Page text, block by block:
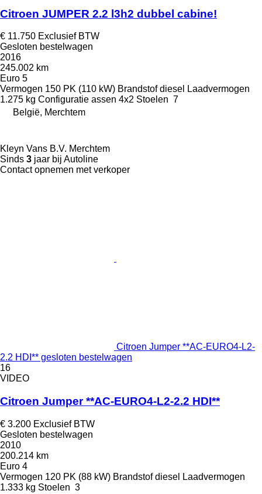
Citroen JUMPER 2.2 l3h2 dubbel cabine!
€ 11.750 Exclusief BTW
Gesloten bestelwagen
2016
245.002 km
Euro 5
Vermogen 150 PK (110 kW) Brandstof diesel
Laadvermogen
1.275 kg Configuratie assen 4x2 Stoelen 7
België, Merchtem
Kleyn Vans B.V. Merchtem
Sinds 3 jaar bij Autoline
Contact opnemen met verkoper
Citroen Jumper **AC-EURO4-L2-
2.2 HDI** gesloten bestelwagen
16
VIDEO
Citroen Jumper **AC-EURO4-L2-2.2 HDI**
€ 3.200 Exclusief BTW
Gesloten bestelwagen
2010
200.214 km
Euro 4
Vermogen 120 PK (88 kW) Brandstof diesel
Laadvermogen
1.333 kg Stoelen 3